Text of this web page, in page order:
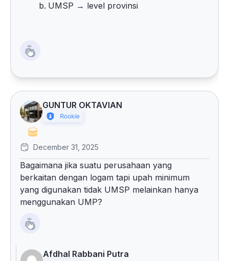
UMSP → level provinsi
GUNTUR OKTAVIAN
December 31, 2025
Bagaimana jika suatu perusahaan yang
berkaitan dengan logam tapi upah minimum
yang digunakan tidak UMSP melainkan hanya
menggunakan UMP?
Afdhal Rabbani Putra